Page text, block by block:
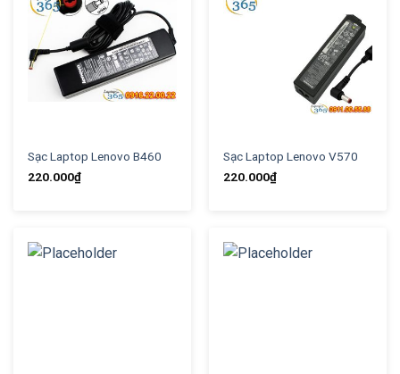
Sạc Laptop Lenovo B460
220.000₫
Sạc Laptop Lenovo V570
220.000₫